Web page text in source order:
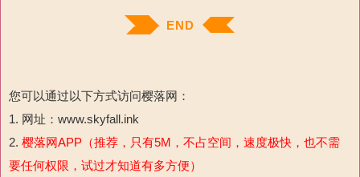
END
您可以通过以下方式访问樱落网：
1. 网址：www.skyfall.ink
2. 樱落网APP（推荐，只有5M，不占空间，速度极快，也不需
要任何权限，试过才知道有多方便）